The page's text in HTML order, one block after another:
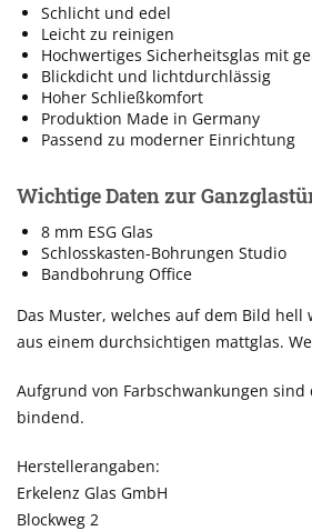
Schlicht und edel
Leicht zu reinigen
Hochwertiges Sicherheitsglas mit
Blickdicht und lichtdurchlässig
Hoher Schließkomfort
Produktion Made in Germany
Passend zu moderner Einrichtung
Wichtige Daten zur
8 mm ESG Glas
Schlosskasten-Bohrungen Studio
Bandbohrung Office
Das Muster, welches auf dem Bild
aus einem durchsichtigen mattglas.
Aufgrund von Farbschwankungen
bindend.
Herstellerangaben:
Erkelenz Glas GmbH
Blockweg 2